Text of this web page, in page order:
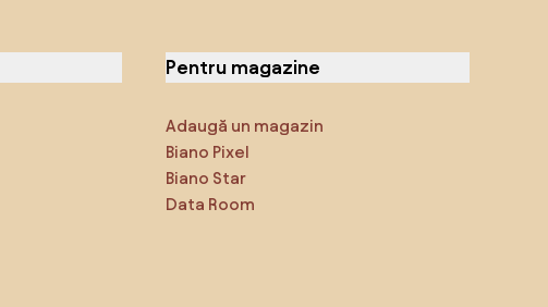
Pentru magazine
Adaugă un magazin
Biano Pixel
Biano Star
Data Room